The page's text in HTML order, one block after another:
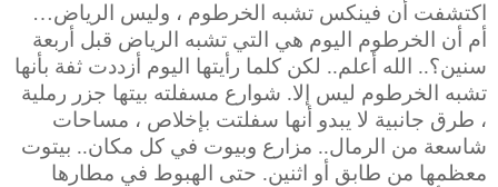
اكتشفت أن فينكس تشبه الخرطوم ، وليس الرياض…
أم أن الخرطوم اليوم هي التي تشبه الرياض قبل أربعة
سنين؟.. الله أعلم.. لكن كلما رأيتها اليوم أزددت ثفة بأنها
تشبه الخرطوم ليس إلا. شوارع مسفلته بيتها جزر رملية
، طرق جانبية لا يبدو أنها سفلتت بإخلاص ، مساحات
شاسعة من الرمال.. مزارع وبيوت في كل مكان.. بيتوت
معظمها من طابق أو اثنين. حتى
الهبوط في مطارها